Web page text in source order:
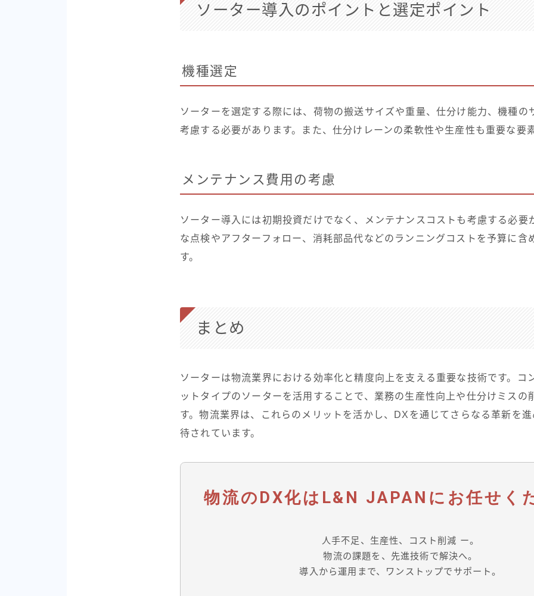
ソーター導入のポイントと選定ポイント
機種選定
ソーターを選定する際には、荷物の搬送サイズや重量、仕分け能力、機種の
考慮する必要があります。また、仕分けレーンの柔軟性や生産性も重要な要
メンテナンス費用の考慮
ソーター導入には初期投資だけでなく、メンテナンスコストも考慮する必要
な点検やアフターフォロー、消耗部品代などのランニングコストを予算に含
す。
まとめ
ソーターは物流業界における効率化と精度向上を支える重要な技術です。コ
ットタイプのソーターを活用することで、業務の生産性向上や仕分けミスの
す。物流業界は、これらのメリットを活かし、DXを通じてさらなる革新を
待されています。
物流のDX化は L&N JAPAN にお任せく
人手不足、生産性、コスト削減 ー。
物流の課題を、先進技術で解決へ。
導入から運用まで、ワンストップでサポート。